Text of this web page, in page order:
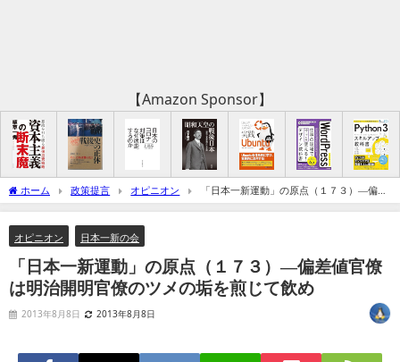
【Amazon Sponsor】
ホーム 政策提言 オピニオン
「日本一新運動」の原点（１７３）―偏差
値官僚は明治開明官僚のツメの垢を煎じて飲め
オピニオン 日本一新の会
「日本一新運動」の原点（１７３）―偏差値官僚
は明治開明官僚のツメの垢を煎じて飲め
2013年8月8日 2013年8月8日